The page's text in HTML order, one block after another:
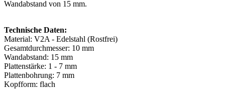
Wandabstand von 15 mm.
Technische Daten:
Material: V2A - Edelstahl (Rostfrei)
Gesamtdurchmesser: 10 mm
Wandabstand: 15 mm
Plattenstärke: 1 - 7 mm
Plattenbohrung: 7 mm
Kopfform: flach